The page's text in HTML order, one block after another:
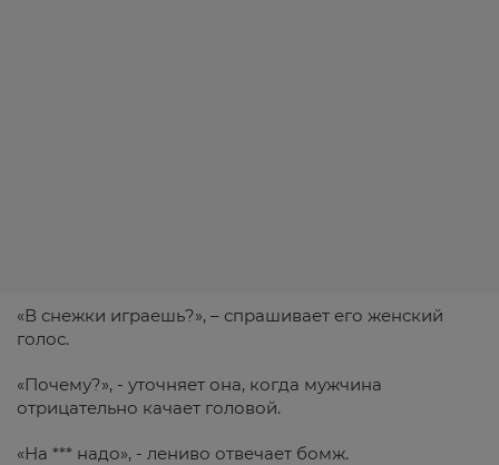
«В снежки играешь?», – спрашивает его женский
голос.
«Почему?», - уточняет она, когда мужчина
отрицательно качает головой.
«На *** надо», - лениво отвечает бомж.